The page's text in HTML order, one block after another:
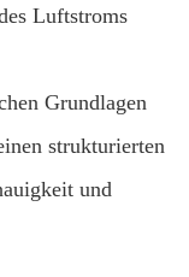
Luftstroms
Grundlagen
strukturierten
und